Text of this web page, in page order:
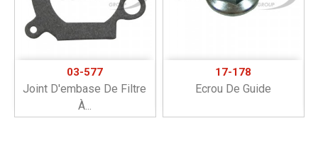
03-577
Joint D'embase De Filtre
À...
17-178
Ecrou De Guide